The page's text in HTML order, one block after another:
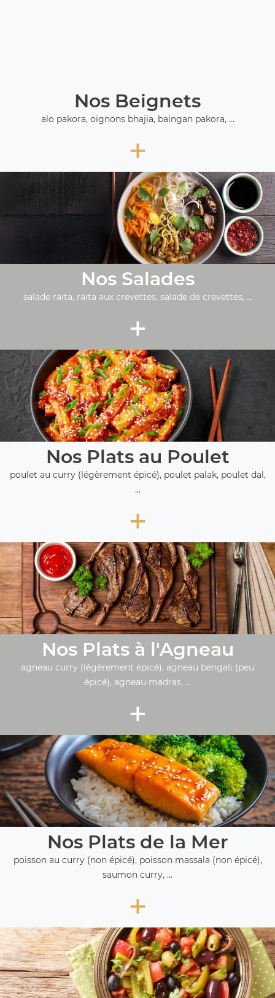
Nos Beignets
alo pakora, oignons bhajia, baingan pakora, ...
+
Nos Salades
salade raïta, raïta aux crevettes, salade de crevettes, ...
+
Nos Plats au Poulet
poulet au curry (légèrement épicé), poulet palak, poulet dal,
...
+
Nos Plats à l'Agneau
agneau curry (légèrement épicé), agneau bengali (peu
épicé), agneau madras, ...
+
Nos Plats de la Mer
poisson au curry (non épicé), poisson massala (non épicé),
saumon curry, ...
+